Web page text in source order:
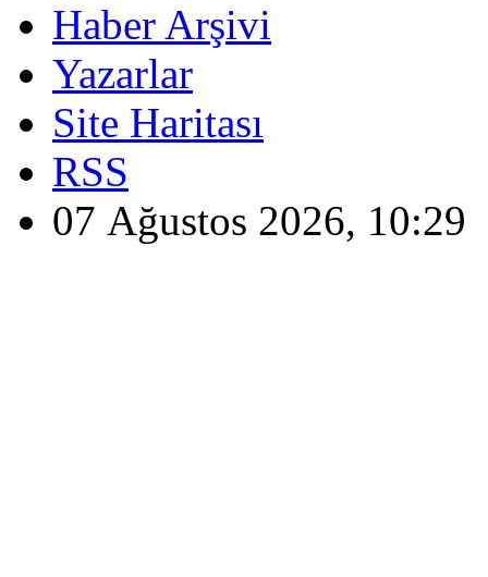
Haber Arşivi
Yazarlar
Site Haritası
RSS
07 Ağustos 2026, 10:29